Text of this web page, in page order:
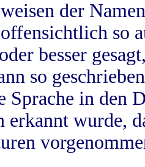
der
so
besser
so
Sprache in
erkannt wurde,